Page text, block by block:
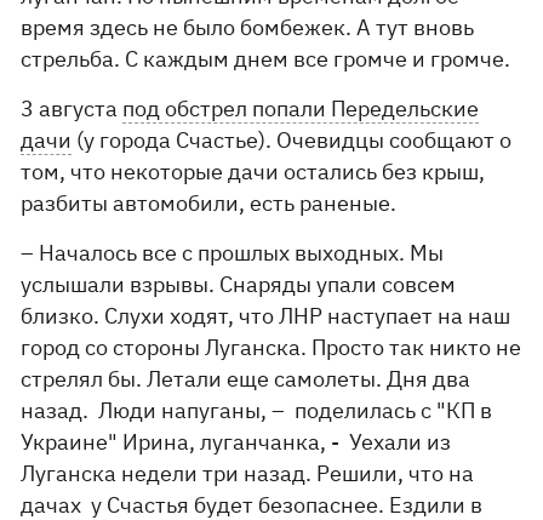
время здесь не было бомбежек. А тут вновь
стрельба. С каждым днем все громче и громче.
3 августа под обстрел попали Передельские
дачи (у города Счастье). Очевидцы сообщают о
том, что некоторые дачи остались без крыш,
разбиты автомобили, есть раненые.
– Началось все с прошлых выходных. Мы
услышали взрывы. Снаряды упали совсем
близко. Слухи ходят, что ЛНР наступает на наш
город со стороны Луганска. Просто так никто не
стрелял бы. Летали еще самолеты. Дня два
назад. Люди напуганы, – поделилась с "КП в
Украине" Ирина, луганчанка, - Уехали из
Луганска недели три назад. Решили, что на
дачах у Счастья будет безопаснее. Ездили в